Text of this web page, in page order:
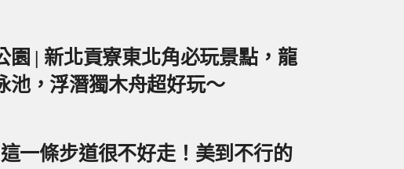
園 | 新北貢寮東北角必玩景點，龍
池，浮潛獨木舟超好玩～
一條步道很不好走！美到不行的